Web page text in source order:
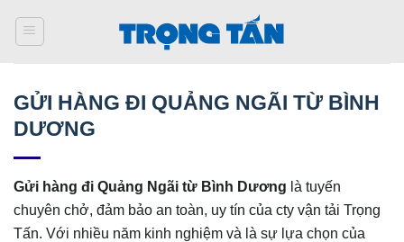
qua
GỬI HÀNG ĐI QUẢNG NGÃI TỪ BÌNH
DƯƠNG
Gửi hàng đi Quảng Ngãi từ Bình Dương là tuyến
chuyên chở, đảm bảo an toàn, uy tín của cty vận tải Trọng
Tấn. Với nhiều năm kinh nghiệm và là sự lựa chọn của